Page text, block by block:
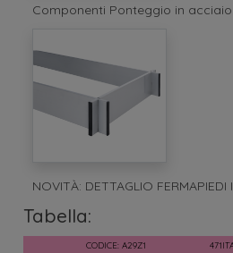
Componenti Ponteggio in acciaio
NOVITÀ: DETTAGLIO FERMAPIEDI
Tabella: